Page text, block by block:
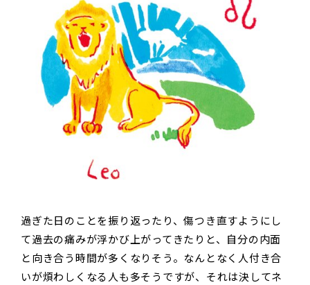
過ぎた日のことを振り返ったり、傷つき直すようにし
て過去の痛みが浮かび上がってきたりと、自分の内面
と向き合う時間が多くなりそう。なんとなく人付き合
いが煩わしくなる人も多そうですが、それは決してネ